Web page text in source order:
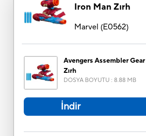
Iron Man Zırh
Marvel (E0562)
Avengers Assembler
Zırh
DOSYA BOYUTU : 8.88 MB
İndir